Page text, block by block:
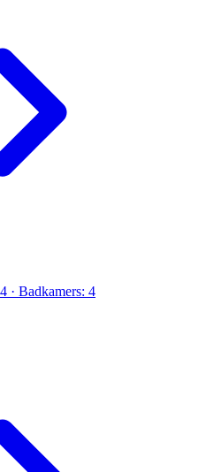
· Badkamers: 4